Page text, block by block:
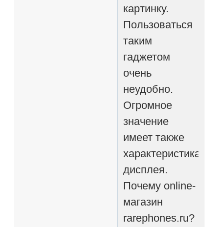
картинку.
Пользоваться
таким
гаджетом
очень
неудобно.
Огромное
значение
имеет также
характеристика
дисплея.
Почему online-
магазин
rarephones.ru?